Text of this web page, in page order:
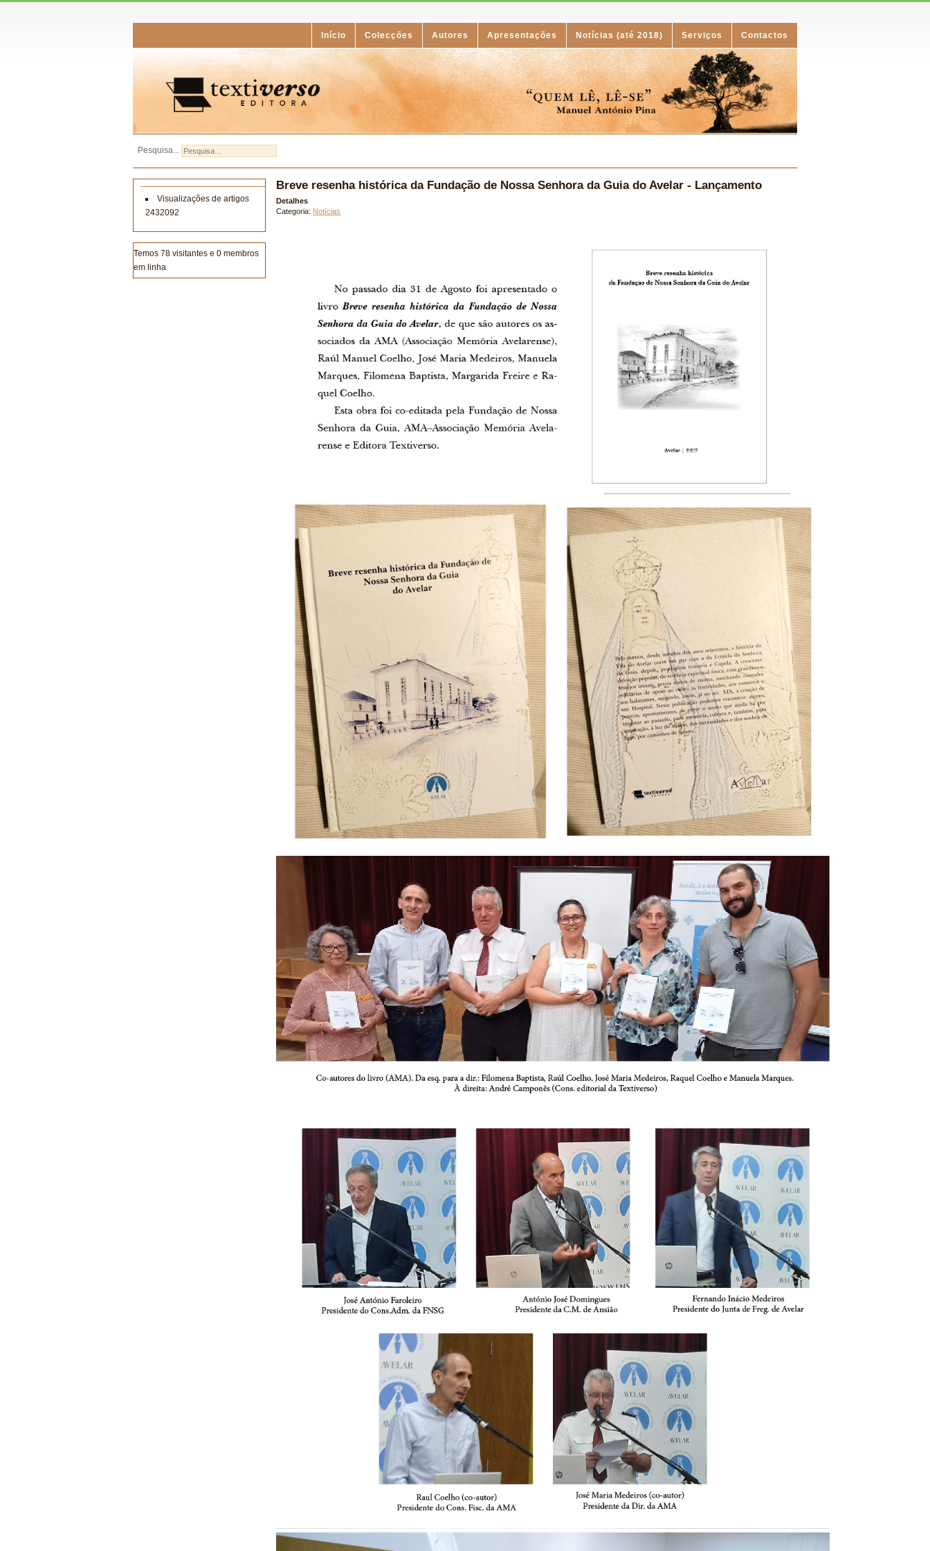
Início Colecções Autores Apresentações Notícias (até 2018) Serviços Contactos
Pesquisa...
Visualizações de artigos
2432092
Temos 78 visitantes e 0 membros
em linha
Breve resenha histórica da Fundação de Nossa Senhora da Guia do Avelar - Lançamento
Detalhes
Categoria: Notícias